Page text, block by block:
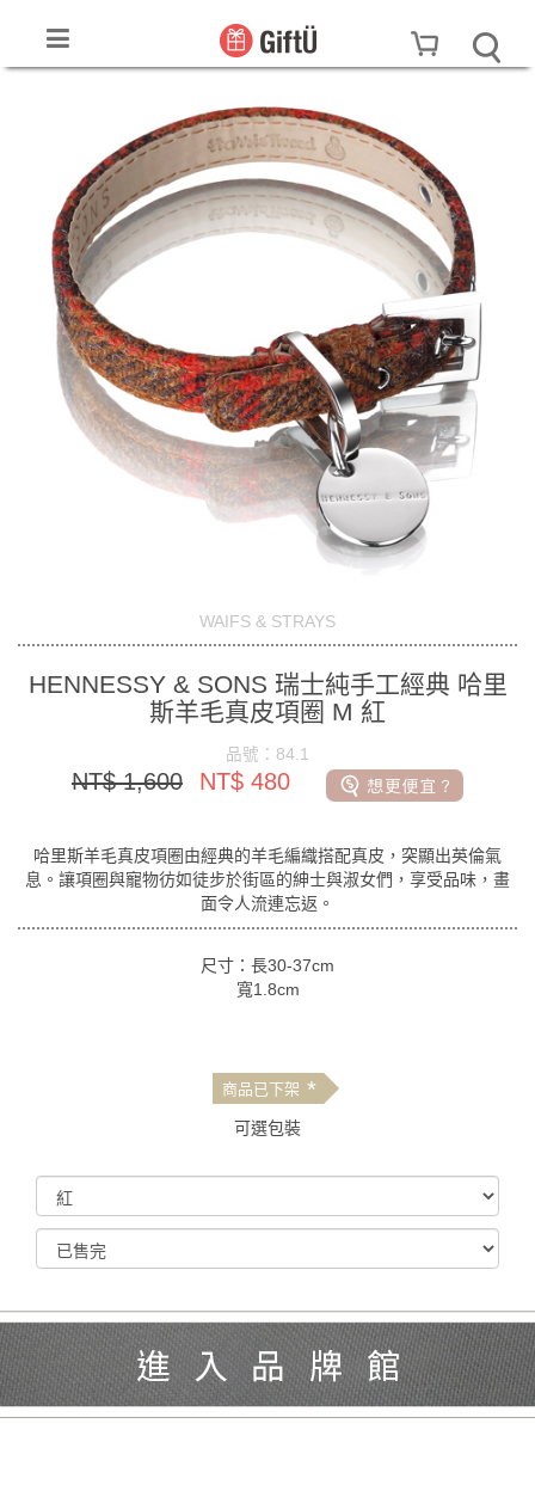
WAIFS & STRAYS
HENNESSY & SONS 瑞士純手工經典 哈里
斯羊毛真皮項圈 M 紅
品號：84.1
NT$ 1,600 NT$ 480
哈里斯羊毛真皮項圈由經典的羊毛編織搭配真皮，突顯出英倫氣
息。讓項圈與寵物彷如徒步於街區的紳士與淑女們，享受品味，畫
面令人流連忘返。
尺寸：長30-37cm
寬1.8cm
商品已下架 *
可選包裝